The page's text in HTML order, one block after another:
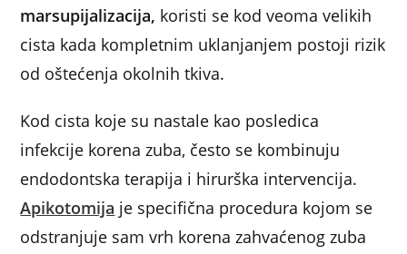
marsupijalizacija, koristi se kod veoma velikih
cista kada kompletnim uklanjanjem postoji rizik
od oštećenja okolnih tkiva.
Kod cista koje su nastale kao posledica
infekcije korena zuba, često se kombinuju
endodontska terapija i hirurška intervencija.
Apikotomija je specifična procedura kojom se
odstranjuje sam vrh korena zahvaćenog zuba